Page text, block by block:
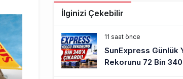
İlginizi Çekebilir
11 saat önce
SunExpress Günlük
Rekorunu 72 Bin
Çıkardı